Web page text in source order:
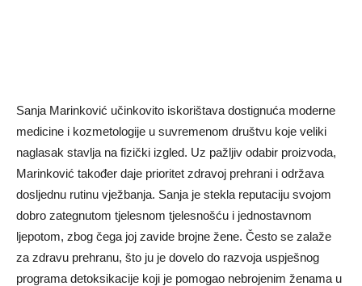
Sanja Marinković učinkovito iskorištava dostignuća moderne
medicine i kozmetologije u suvremenom društvu koje veliki
naglasak stavlja na fizički izgled. Uz pažljiv odabir proizvoda,
Marinković također daje prioritet zdravoj prehrani i održava
dosljednu rutinu vježbanja. Sanja je stekla reputaciju svojom
dobro zategnutom tjelesnom tjelesnošću i jednostavnom
ljepotom, zbog čega joj zavide brojne žene. Često se zalaže
za zdravu prehranu, što ju je dovelo do razvoja uspješnog
programa detoksikacije koji je pomogao nebrojenim ženama u